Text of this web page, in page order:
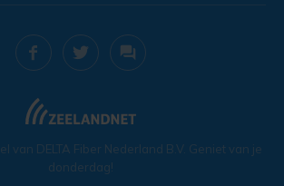
van DELTA Fiber Nederland B.V. Geniet van je
donderdag!